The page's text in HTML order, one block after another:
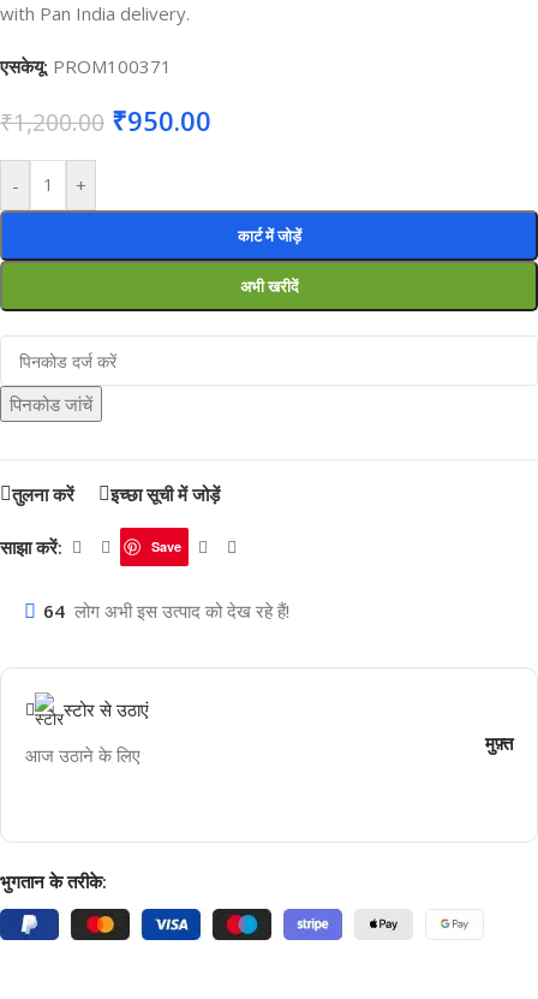
with Pan India delivery.
एसकेयू: PROM100371
₹1,200.00 ₹950.00
- +
कार्ट में जोड़ें
अभी खरीदें
पिनकोड जांचें
तुलना करें इच्छा सूची में जोड़ें
साझा करें: Save
64 लोग अभी इस उत्पाद को देख रहे हैं!
स्टोर से उठाएं
आज उठाने के लिए मुफ़्त
भुगतान के तरीके: